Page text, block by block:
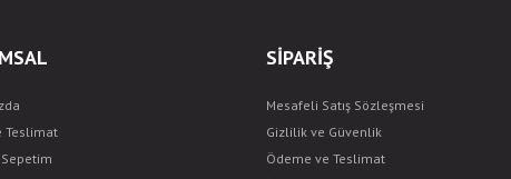
Teslimat
Sepetim
SİPARİŞ
Mesafeli Satış Sözleşmesi
Gizlilik ve Güvenlik
Ödeme ve Teslimat